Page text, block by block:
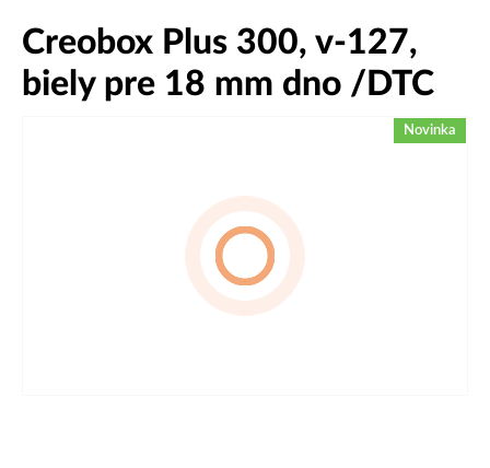
Creobox Plus 300, v-127,
biely pre 18 mm dno /DTC
Novinka